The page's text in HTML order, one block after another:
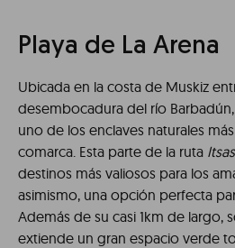
Playa de La Arena
Ubicada en la costa de Muskiz
desembocadura del río
uno de los enclaves naturales
comarca. Esta parte de la ruta
destinos más valiosos para los
asimismo, una opción perfecta
Además de su casi 1km de largo,
extiende un gran espacio verde